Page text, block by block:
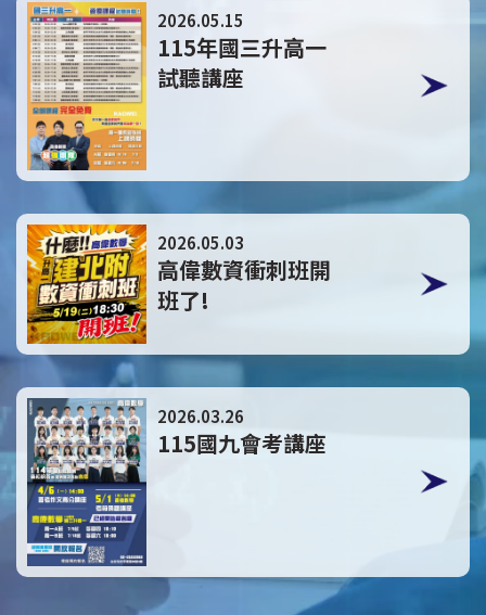
點擊這裡
2026.05.15
115年國三升高一
試聽講座
點擊這裡
2026.05.03
高偉數資衝刺班開
班了!
點擊這裡
2026.03.26
115國九會考講座